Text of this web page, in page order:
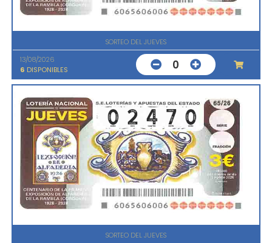
SORTEO DEL JUEVES
13/08/2026
6 DISPONIBLES 0
SORTEO DEL JUEVES